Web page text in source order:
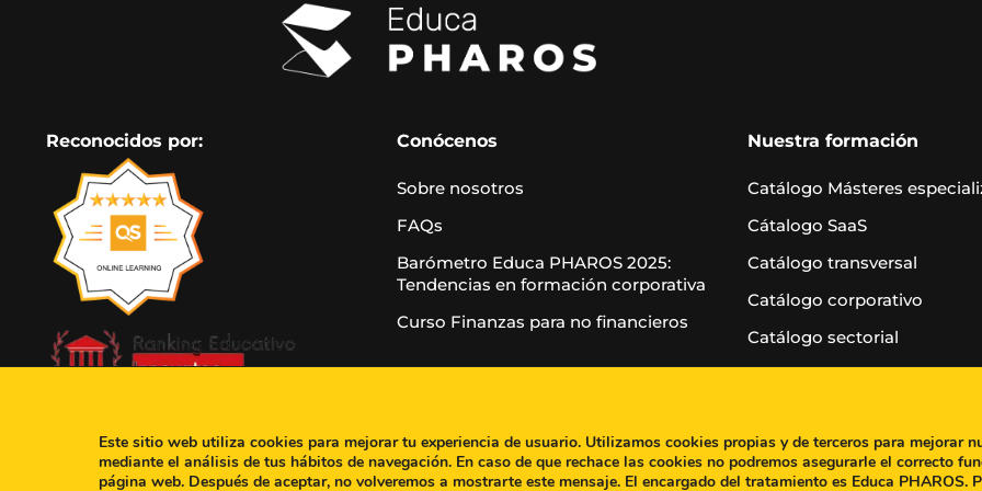
Reconocidos por: Conócenos
Sobre nosotros
FAQs
Barómetro Educa PHAROS 2025:
Tendencias en formación corporativa
Curso Finanzas para no financieros
Nuestra formación
Catálogo Másteres
Cátalogo SaaS
Catálogo transversal
Catálogo corporativo
Catálogo sectorial
Casos de éxito
Este sitio web utiliza cookies para mejorar tu experiencia de usuario. Utilizamos cookies propias y de terceros para mejorar
mediante el análisis de tus hábitos de navegación. En caso de que rechace las cookies no podremos asegurarle el correcto
página web. Después de aceptar, no volveremos a mostrarte este mensaje. El encargado del tratamiento es Educa